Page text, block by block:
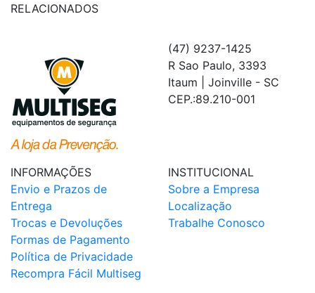
RELACIONADOS
(47) 9237-1425
R Sao Paulo, 3393
Itaum | Joinville - SC
CEP.:89.210-001
INFORMAÇÕES
Envio e Prazos de
Entrega
Trocas e Devoluções
Formas de Pagamento
Política de Privacidade
Recompra Fácil Multiseg
INSTITUCIONAL
Sobre a Empresa
Localização
Trabalhe Conosco